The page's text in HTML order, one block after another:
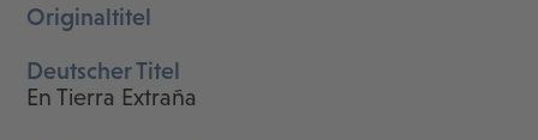
Originaltitel
Deutscher Titel
En Tierra Extraña